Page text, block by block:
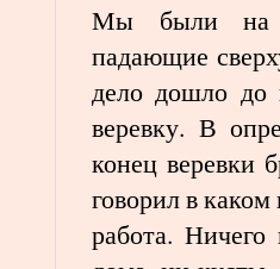
Мы были на
падающие
дело дошло до
веревку. В
конец веревки
говорил в
работа.